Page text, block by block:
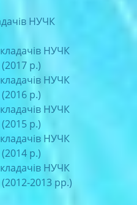
НУЧК
НУЧК
р.)
НУЧК
р.)
НУЧК
р.)
НУЧК
р.)
НУЧК
2013 рр.)